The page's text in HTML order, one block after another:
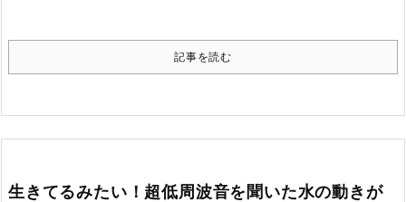
記事を読む
生きてるみたい！超低周波音を聞いた水の動きが